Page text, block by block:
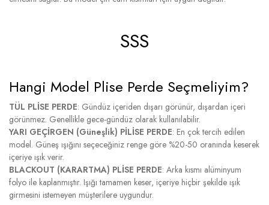
SSS
Hangi Model Plise Perde Seçmeliyim?
TÜL PLİSE PERDE: Gündüz içeriden dışarı görünür, dışardan içeri
görünmez. Genellikle gece-gündüz olarak kullanılabilir.
YARI GEÇİRGEN (Güneşlik) PİLİSE PERDE: En çok tercih edilen
model. Güneş ışığını seçeceğiniz renge göre %20-50 oranında keserek
içeriye ışık verir.
BLACKOUT (KARARTMA) PLİSE PERDE: Arka kısmı alüminyum
folyo ile kaplanmıştır. Işığı tamamen keser, içeriye hiçbir şekilde ışık
girmesini istemeyen müşterilere uygundur.